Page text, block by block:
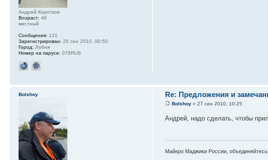
Андрей Коротков
Возраст: 46
местный
Сообщения: 121
Зарегистрирован: 25 сен 2010, 00:50
Город: Лобня
Номер на парусе: 076RUS
Re: Предложения и
Bolshoy » 27 сен 2010, 10:25
Андрей, надо сделать, чтобы
Майкро Маджики России, объединяйтесь!
Bolshoy